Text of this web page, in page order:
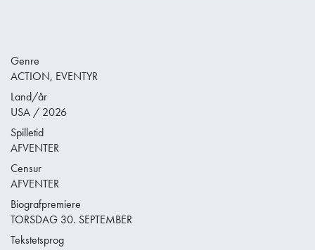
Genre
ACTION, EVENTYR
Land/år
USA / 2026
Spilletid
AFVENTER
Censur
AFVENTER
Biografpremiere
TORSDAG 30. SEPTEMBER
Tekstetsprog